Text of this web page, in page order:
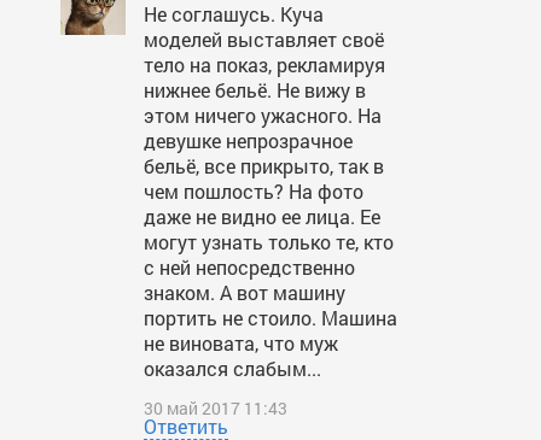
Не соглашусь. Куча
моделей выставляет своё
тело на показ, рекламируя
нижнее бельё. Не вижу в
этом ничего ужасного. На
девушке непрозрачное
бельё, все прикрыто, так в
чем пошлость? На фото
даже не видно ее лица. Ее
могут узнать только те, кто
с ней непосредственно
знаком. А вот машину
портить не стоило. Машина
не виновата, что муж
оказался слабым...
30 май 2017 11:43
Ответить